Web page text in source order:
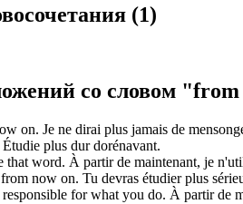
(1)
со словом
on. Je ne dirai plus jamais de
Étudie plus durdorénavant.
that word. À partirde maintenant, je
from now on. Tu devras étudier plus
for what you do. À partirde